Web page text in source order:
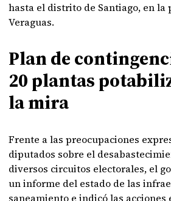
hasta el distrito de Santiago, en la
Veraguas.
Plan de
20 plantas
la mira
Frente a las preocupaciones
diputados sobre el
diversos circuitos electorales, el
un informe del estado de las
saneamiento e indicó las acciones